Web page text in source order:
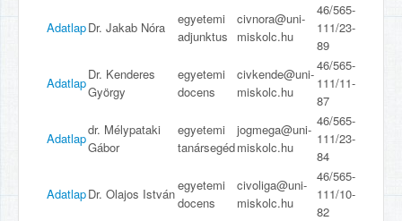
AdatlapDr. Jakab Nóra
egyetemi
adjunktus
civnora@uni-
miskolc.hu
46/565-
111/23-
89
Adatlap
Dr. Kenderes
György
egyetemi
docens
civkende@uni-
miskolc.hu
46/565-
111/11-
87
Adatlap
dr. Mélypataki
Gábor
egyetemi
tanársegéd
jogmega@uni-
miskolc.hu
46/565-
111/23-
84
AdatlapDr. Olajos István
egyetemi
docens
civoliga@uni-
miskolc.hu
46/565-
111/10-
82